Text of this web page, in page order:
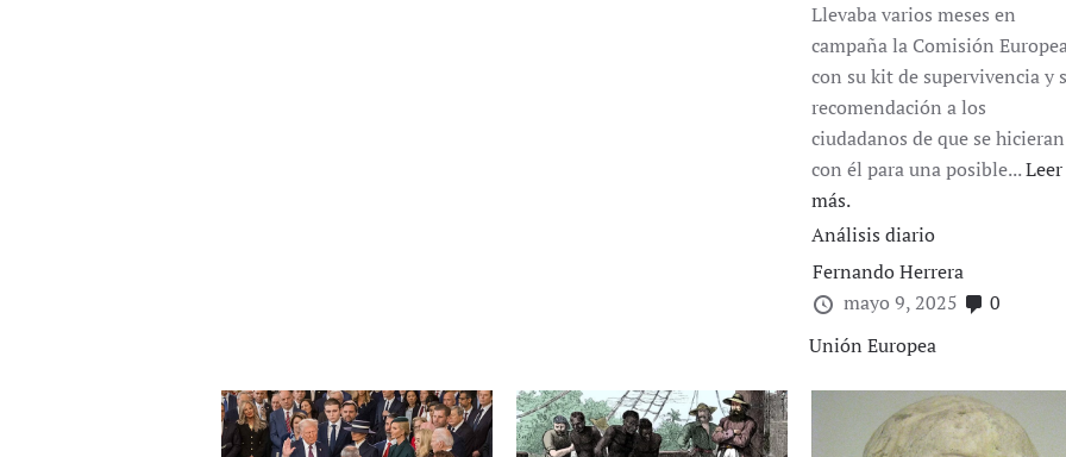
Llevaba varios meses en
campaña la Comisión
con su kit de supervivencia y
recomendación a los
ciudadanos de que se hicieran
con él para una posible...Leer
más.
Análisis diario
Fernando Herrera
mayo 9, 2025
0
Unión Europea